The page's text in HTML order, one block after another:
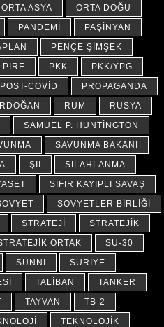
ORTA ASYA
ORTA DOĞU
PANDEMI
PAŞINYAN
PENÇE ŞIMŞEK
PIRE PKK
PKK/YPG
POST-COVID
PROPAGANDA
RUM
RUSYA
SAMUEL P. HUNTINGTON
SAVUNMA BAKANI
ŞII
SILAHLANMA
SIFIR KAYIPLI SAVAŞ
SOVYETLER BIRLIĞI
STRATEJI
STRATEJIK
ORTAK
SU-30
SÜNNI
SURIYE
TALIBAN
TANKER
TAYVAN
TB-2
TEKNOLOJIK